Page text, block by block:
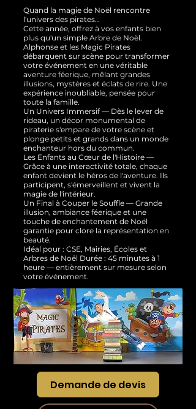
Quand la magie de Noël rencontre
l'univers des pirates…
Cette année, offrez à vos enfants bien
plus qu'un simple Arbre de Noël.
Alphonse et les Magic Pirates
débarquent sur scène pour transformer
votre événement en une véritable
aventure féerique, mêlant grandes
illusions, mystères et éclats de rire. Une
expérience inoubliable, pensée pour
toute la famille.
Un Univers Immersif — Dès le lever de
rideau, un décor monumental de
piraterie s'empare de votre scène et
plonge petits et grands dans un monde
enchanteur hors du commun.
Les Enfants au Cœur de l'Histoire —
Grâce à une interactivité totale, chaque
enfant devient le héros de l'aventure. Ils
participent, s'émerveillent et vivent la
magie de l'intérieur.
Un Final à Couper le Souffle — Grande
illusion, ambiance féerique et une
touche de enchantement de Noël
garantie pour clore la représentation en
beauté.
Idéal pour : CSE, Mairies, Écoles et
Arbres de Noël Durée : 45 minutes à 1
heure — entièrement sur mesure selon
votre événement.
Demande de devis